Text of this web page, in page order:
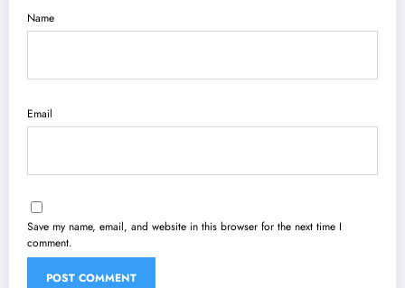
Name
Email
Save my name, email, and website in this browser for the next time I
comment.